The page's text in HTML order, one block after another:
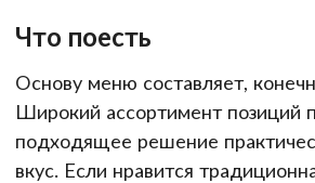
Что поесть
Основу меню составляет,
Широкий ассортимент позиций
подходящее решение
вкус. Если нравится